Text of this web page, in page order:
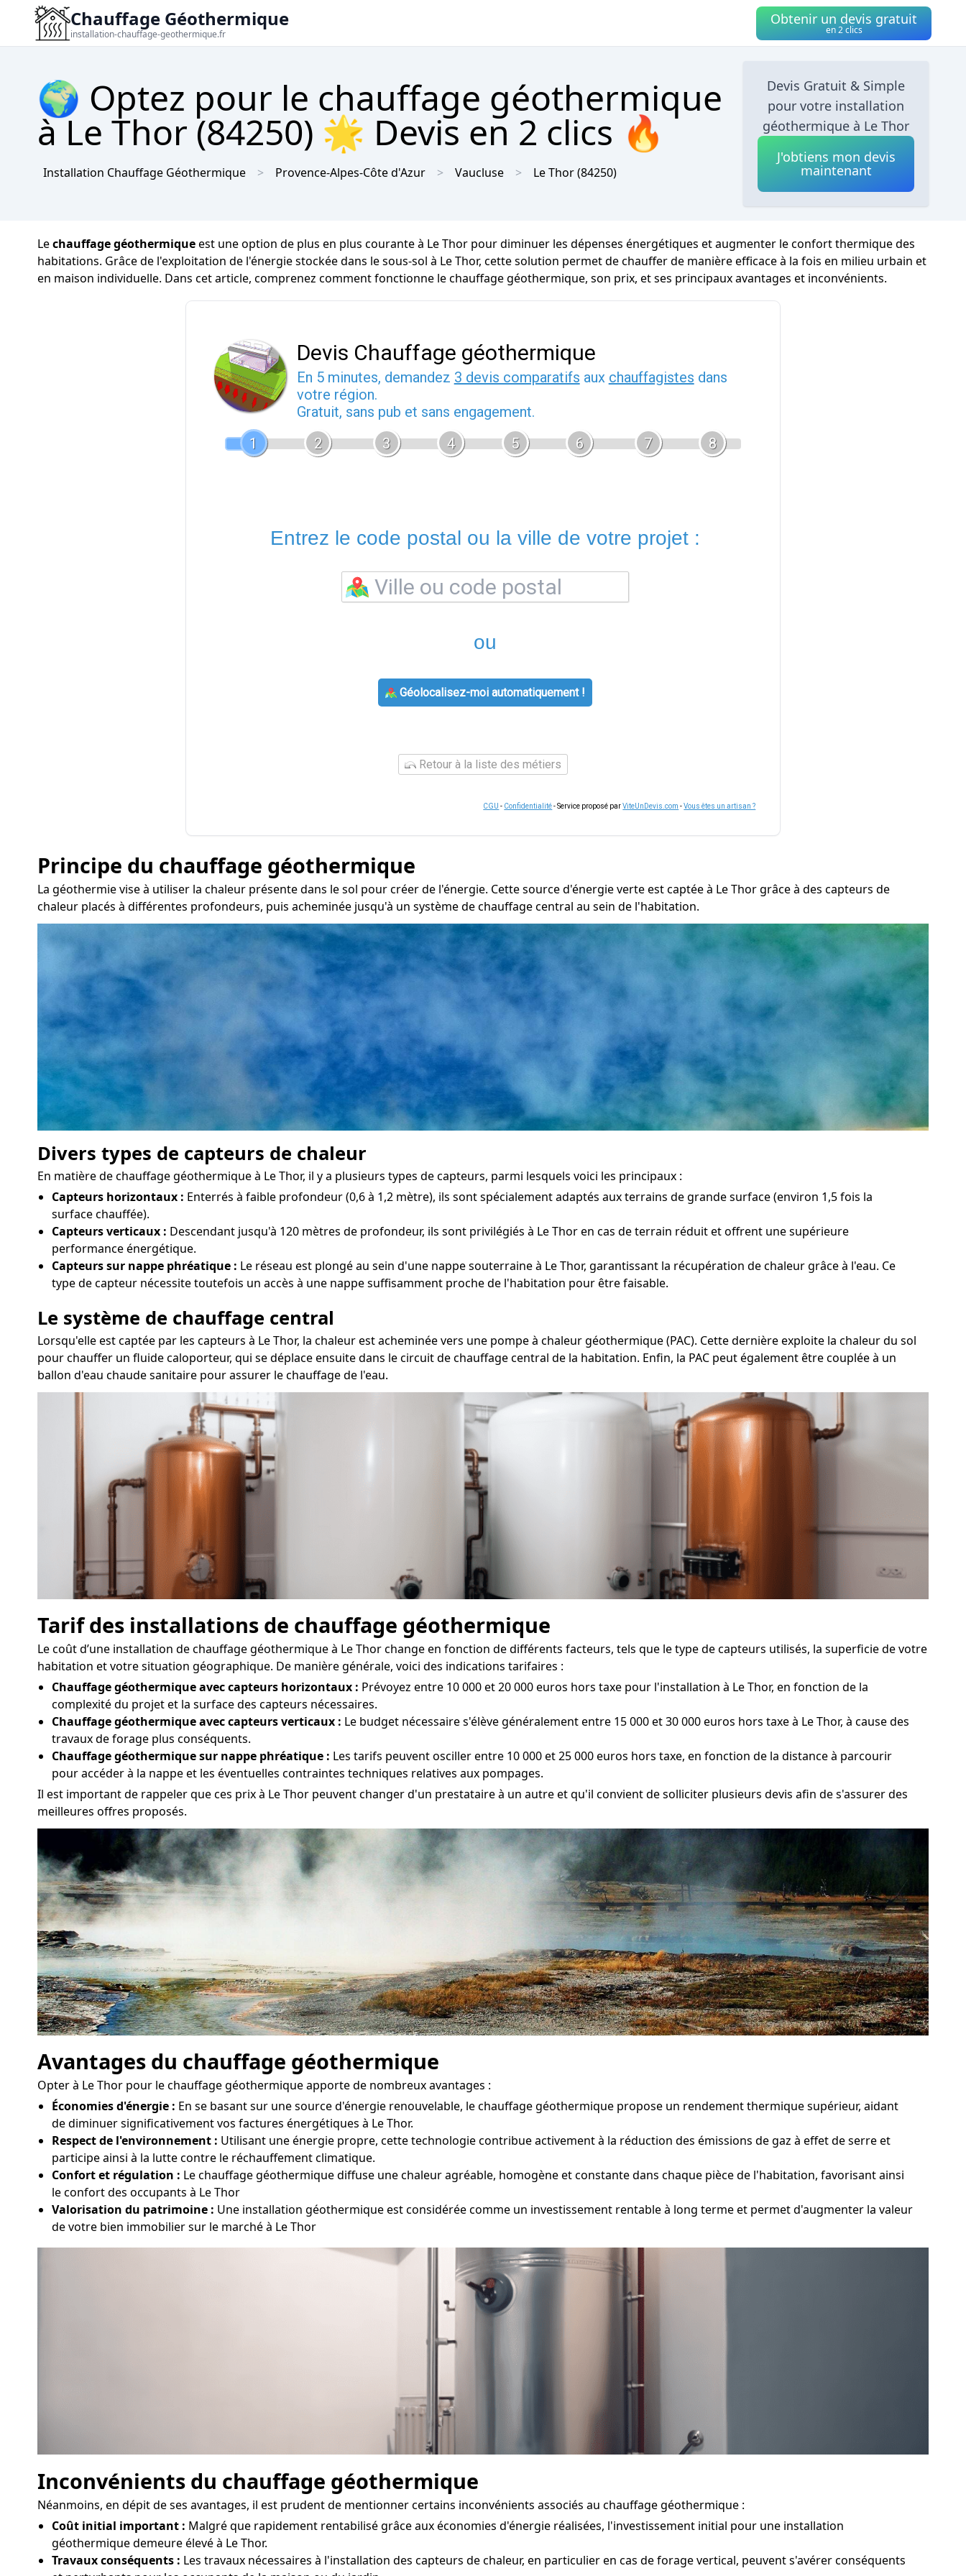
Chauffage Géothermique
installation-chauffage-geothermique.fr
Obtenir un devis gratuit
en 2 clics
🌍 Optez pour le chauffage géothermique
à Le Thor (84250) 🌟 Devis en 2 clics 🔥
Installation Chauffage Géothermique Provence-Alpes-Côte d'Azur Vaucluse Le Thor(84250)
Devis Gratuit & Simple
pour votre installation
géothermique à Le Thor
J'obtiens mon devis
maintenant
Lechauffage géothermiqueest une option de plus en plus courante à Le Thor pour diminuer les dépenses énergétiques et augmenter le confort thermique des
habitations. Grâce de l'exploitation de l'énergie stockée dans le sous-sol à Le Thor, cette solution permet de chauffer de manière efficace à la fois en milieu urbain et
en maison individuelle. Dans cet article, comprenez comment fonctionne le chauffage géothermique, son prix, et ses principaux avantages et inconvénients.
Devis Chauffage géothermique
En 5 minutes, demandez 3 devis comparatifs aux chauffagistes dans
votre région.
Gratuit, sans pub et sans engagement.
1
2 3 4 5 6 7 8
Entrez le code postal ou la ville de votre projet :
ou
Géolocalisez-moi automatiquement !
Retour à la liste des métiers
CGU - Confidentialité- Service proposé parViteUnDevis.com -Vous êtes un artisan ?
Principe du chauffage géothermique
La géothermie vise à utiliser la chaleur présente dans le sol pour créer de l'énergie. Cette source d'énergie verte est captée à Le Thor grâce à des capteurs de
chaleur placés à différentes profondeurs, puis acheminée jusqu'à un système de chauffage central au sein de l'habitation.
Divers types de capteurs de chaleur
En matière de chauffage géothermique à Le Thor, il y a plusieurs types de capteurs, parmi lesquels voici les principaux :
Capteurs horizontaux : Enterrés à faible profondeur (0,6 à 1,2 mètre), ils sont spécialement adaptés aux terrains de grande surface (environ 1,5 fois la
surface chauffée).
Capteurs verticaux : Descendant jusqu'à 120 mètres de profondeur, ils sont privilégiés à Le Thor en cas de terrain réduit et offrent une supérieure
performance énergétique.
Capteurs sur nappe phréatique : Le réseau est plongé au sein d'une nappe souterraine à Le Thor, garantissant la récupération de chaleur grâce à l'eau. Ce
type de capteur nécessite toutefois un accès à une nappe suffisamment proche de l'habitation pour être faisable.
Le système de chauffage central
Lorsqu'elle est captée par les capteurs à Le Thor, la chaleur est acheminée vers une pompe à chaleur géothermique (PAC). Cette dernière exploite la chaleur du sol
pour chauffer un fluide caloporteur, qui se déplace ensuite dans le circuit de chauffage central de la habitation. Enfin, la PAC peut également être couplée à un
ballon d'eau chaude sanitaire pour assurer le chauffage de l'eau.
Tarif des installations de chauffage géothermique
Le coût d’une installation de chauffage géothermique à Le Thor change en fonction de différents facteurs, tels que le type de capteurs utilisés, la superficie de votre
habitation et votre situation géographique. De manière générale, voici des indications tarifaires :
Chauffage géothermique avec capteurs horizontaux : Prévoyez entre 10 000 et 20 000 euros hors taxe pour l'installation à Le Thor, en fonction de la
complexité du projet et la surface des capteurs nécessaires.
Chauffage géothermique avec capteurs verticaux : Le budget nécessaire s'élève généralement entre 15 000 et 30 000 euros hors taxe à Le Thor, à cause des
travaux de forage plus conséquents.
Chauffage géothermique sur nappe phréatique : Les tarifs peuvent osciller entre 10 000 et 25 000 euros hors taxe, en fonction de la distance à parcourir
pour accéder à la nappe et les éventuelles contraintes techniques relatives aux pompages.
Il est important de rappeler que ces prix à Le Thor peuvent changer d'un prestataire à un autre et qu'il convient de solliciter plusieurs devis afin de s'assurer des
meilleures offres proposés.
Avantages du chauffage géothermique
Opter à Le Thor pour le chauffage géothermique apporte de nombreux avantages :
Économies d'énergie : En se basant sur une source d'énergie renouvelable, le chauffage géothermique propose un rendement thermique supérieur, aidant
de diminuer significativement vos factures énergétiques à Le Thor.
Respect de l'environnement : Utilisant une énergie propre, cette technologie contribue activement à la réduction des émissions de gaz à effet de serre et
participe ainsi à la lutte contre le réchauffement climatique.
Confort et régulation : Le chauffage géothermique diffuse une chaleur agréable, homogène et constante dans chaque pièce de l'habitation, favorisant ainsi
le confort des occupants à Le Thor
Valorisation du patrimoine : Une installation géothermique est considérée comme un investissement rentable à long terme et permet d'augmenter la valeur
de votre bien immobilier sur le marché à Le Thor
Inconvénients du chauffage géothermique
Néanmoins, en dépit de ses avantages, il est prudent de mentionner certains inconvénients associés au chauffage géothermique :
Coût initial important : Malgré que rapidement rentabilisé grâce aux économies d'énergie réalisées, l'investissement initial pour une installation
géothermique demeure élevé à Le Thor.
Travaux conséquents : Les travaux nécessaires à l'installation des capteurs de chaleur, en particulier en cas de forage vertical, peuvent s'avérer conséquents